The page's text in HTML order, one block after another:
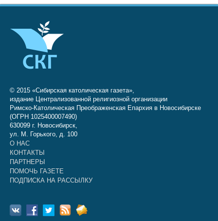
© 2015 «Сибирская католическая газета»,
издание Централизованной религиозной организации
Римско-Католическая Преображенская Епархия в Новосибирске
(ОГРН 1025400007490)
630099 г. Новосибирск,
ул. М. Горького, д. 100
О НАС
КОНТАКТЫ
ПАРТНЕРЫ
ПОМОЧЬ ГАЗЕТЕ
ПОДПИСКА НА РАССЫЛКУ